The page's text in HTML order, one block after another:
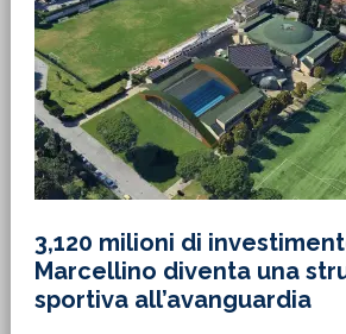
3,120 milioni di
Marcellino diventa una
sportiva all’avanguardia